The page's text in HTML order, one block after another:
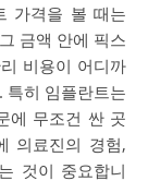
가격을 볼 때는
금액 안에 픽스
비용이 어디까
특히 임플란트는
에 무조건 싼 곳
의료진의 경험,
것이 중요합니